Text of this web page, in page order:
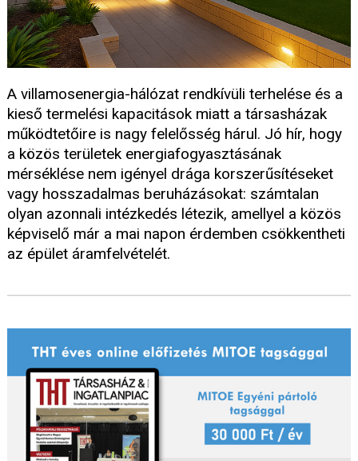
A villamosenergia-hálózat rendkívüli terhelése és a
kieső termelési kapacitások miatt a társasházak
működtetőire is nagy felelősség hárul. Jó hír, hogy
a közös területek energiafogyasztásának
mérséklése nem igényel drága korszerűsítéseket
vagy hosszadalmas beruházásokat: számtalan
olyan azonnali intézkedés létezik, amellyel a közös
képviselő már a mai napon érdemben csökkentheti
az épület áramfelvételét.